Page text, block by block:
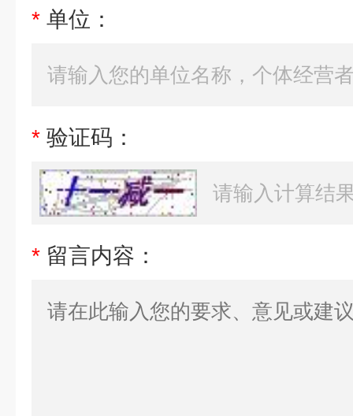
* 单位：
* 验证码：
* 留言内容：